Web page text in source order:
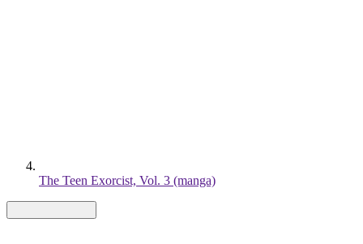
The Teen Exorcist, Vol. 3 (manga)